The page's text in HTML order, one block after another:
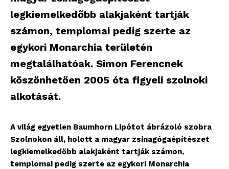
legkiemelkedőbb alakjaként tartják
számon, templomai pedig szerte az
egykori Monarchia területén
megtalálhatóak. Simon Ferencnek
köszönhetően 2005 óta figyeli szolnoki
alkotását.
A világ egyetlen Baumhorn Lipótot ábrázoló szobra
Szolnokon áll, holott a magyar zsinagógaépítészet
legkiemelkedőbb alakjaként tartják számon,
templomai pedig szerte az egykori Monarchia